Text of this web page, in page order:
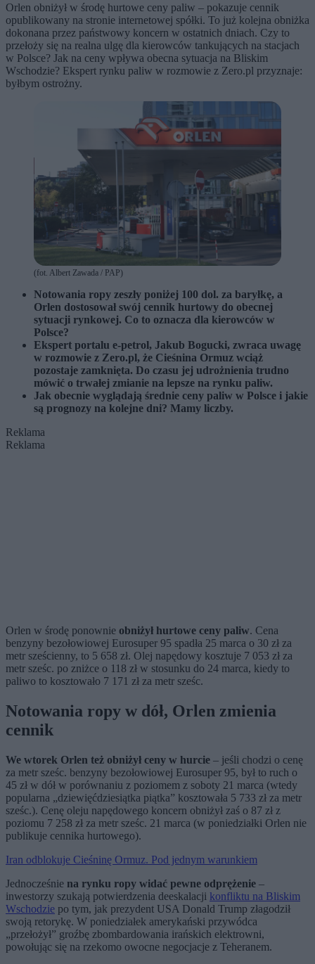
Orlen obniżył w środę hurtowe ceny paliw – pokazuje cennik
opublikowany na stronie internetowej spółki. To już kolejna obniżka
dokonana przez państwowy koncern w ostatnich dniach. Czy to
przełoży się na realna ulgę dla kierowców tankujących na stacjach
w Polsce? Jak na ceny wpływa obecna sytuacja na Bliskim
Wschodzie? Ekspert rynku paliw w rozmowie z Zero.pl przyznaje:
byłbym ostrożny.
(fot. Albert Zawada / PAP)
Notowania ropy zeszły poniżej 100 dol. za baryłkę, a
Orlen dostosował swój cennik hurtowy do obecnej
sytuacji rynkowej. Co to oznacza dla kierowców w
Polsce?
Ekspert portalu e-petrol, Jakub Bogucki, zwraca uwagę
w rozmowie z Zero.pl, że Cieśnina Ormuz wciąż
pozostaje zamknięta. Do czasu jej udrożnienia trudno
mówić o trwałej zmianie na lepsze na rynku paliw.
Jak obecnie wyglądają średnie ceny paliw w Polsce i jakie
są prognozy na kolejne dni? Mamy liczby.
Reklama
Reklama
Orlen w środę ponownie obniżył hurtowe ceny paliw. Cena
benzyny bezołowiowej Eurosuper 95 spadła 25 marca o 30 zł za
metr sześcienny, to 5 658 zł. Olej napędowy kosztuje 7 053 zł za
metr sześc. po zniżce o 118 zł w stosunku do 24 marca, kiedy to
paliwo to kosztowało 7 171 zł za metr sześc.
Notowania ropy w dół, Orlen zmienia
cennik
We wtorek Orlen też obniżył ceny w hurcie – jeśli chodzi o cenę
za metr sześc. benzyny bezołowiowej Eurosuper 95, był to ruch o
45 zł w dół w porównaniu z poziomem z soboty 21 marca (wtedy
popularna „dziewięćdziesiątka piątka” kosztowała 5 733 zł za metr
sześc.). Cenę oleju napędowego koncern obniżył zaś o 87 zł z
poziomu 7 258 zł za metr sześc. 21 marca (w poniedziałki Orlen nie
publikuje cennika hurtowego).
Iran odblokuje Cieśninę Ormuz. Pod jednym warunkiem
Jednocześnie na rynku ropy widać pewne odprężenie –
inwestorzy szukają potwierdzenia deeskalacji konfliktu na Bliskim
Wschodzie po tym, jak prezydent USA Donald Trump złagodził
swoją retorykę. W poniedziałek amerykański przywódca
„przełożył” groźbę zbombardowania irańskich elektrowni,
powołując się na rzekomo owocne negocjacje z Teheranem.